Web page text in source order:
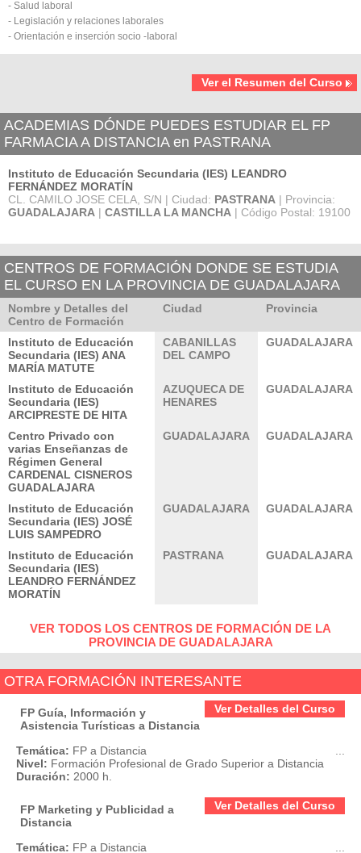
- Salud laboral
- Legislación y relaciones laborales
- Orientación e inserción socio -Iaboral
Ver el Resumen del Curso
ACADEMIAS DÓNDE PUEDES ESTUDIAR EL FP
FARMACIA A DISTANCIA en PASTRANA
Instituto de Educación Secundaria (IES) LEANDRO
FERNÁNDEZ MORATÍN
CL. CAMILO JOSE CELA, S/N | Ciudad: PASTRANA | Provincia:
GUADALAJARA | CASTILLA LA MANCHA | Código Postal: 19100
CENTROS DE FORMACIÓN DONDE SE ESTUDIA
EL CURSO EN LA PROVINCIA DE GUADALAJARA
Nombre y Detalles del
Centro de Formación
Ciudad Provincia
Instituto de Educación
Secundaria (IES) ANA
MARÍA MATUTE
CABANILLAS
DEL CAMPO
GUADALAJARA
Instituto de Educación
Secundaria (IES)
ARCIPRESTE DE HITA
AZUQUECA DE
HENARES
GUADALAJARA
Centro Privado con
varias Enseñanzas de
Régimen General
CARDENAL CISNEROS
GUADALAJARA
GUADALAJARA GUADALAJARA
Instituto de Educación
Secundaria (IES) JOSÉ
LUIS SAMPEDRO
GUADALAJARA GUADALAJARA
Instituto de Educación
Secundaria (IES)
LEANDRO FERNÁNDEZ
MORATÍN
PASTRANA GUADALAJARA
VER TODOS LOS CENTROS DE FORMACIÓN DE LA
PROVINCIA DE GUADALAJARA
OTRA FORMACIÓN INTERESANTE
Ver Detalles del Curso
FP Guía, Información y
Asistencia Turísticas a Distancia
Temática: FP a Distancia
Nivel: Formación Profesional de Grado Superior a Distancia
Duración: 2000 h.
Ver Detalles del Curso
FP Marketing y Publicidad a
Distancia
Temática: FP a Distancia